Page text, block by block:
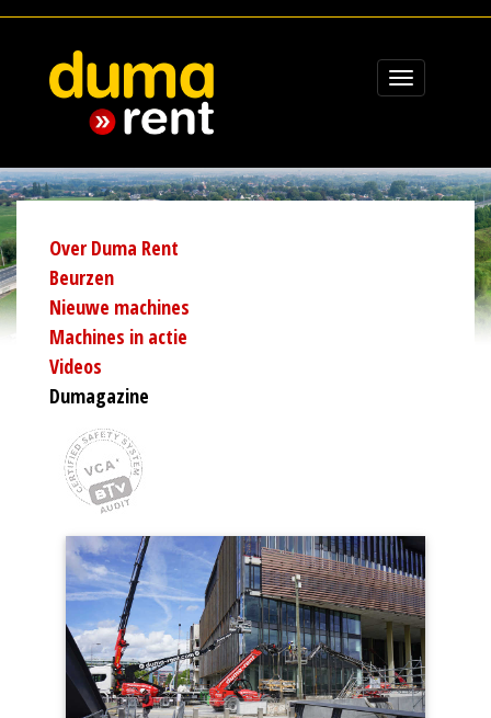
Toggle
navigation
Over Duma Rent
Beurzen
Nieuwe machines
Machines in actie
Videos
Dumagazine